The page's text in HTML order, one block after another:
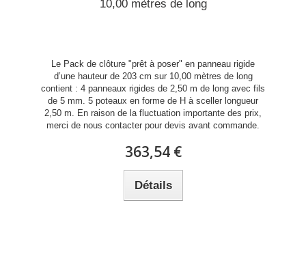
10,00 mètres de long
Le Pack de clôture "prêt à poser" en panneau rigide
d’une hauteur de 203 cm sur 10,00 mètres de long
contient : 4 panneaux rigides de 2,50 m de long avec fils
de 5 mm. 5 poteaux en forme de H à sceller longueur
2,50 m. En raison de la fluctuation importante des prix,
merci de nous contacter pour devis avant commande.
363,54 €
Détails